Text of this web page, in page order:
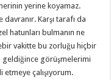
yerine koyamaz.
Karşı tarafı da
hatunları bulmanın ne
vakitte bu zorluğu hiçbir
geldiğince görüşmelerimi
etmeye çalışıyorum.